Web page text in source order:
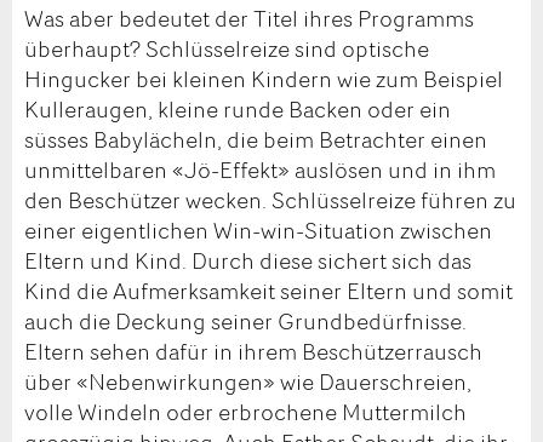
Was aber bedeutet der Titel ihres Programms
überhaupt? Schlüsselreize sind optische
Hingucker bei kleinen Kindern wie zum Beispiel
Kulleraugen, kleine runde Backen oder ein
süsses Babylächeln, die beim Betrachter einen
unmittelbaren «Jö-Effekt» auslösen und in ihm
den Beschützer wecken. Schlüsselreize führen zu
einer eigentlichen Win-win-Situation zwischen
Eltern und Kind. Durch diese sichert sich das
Kind die Aufmerksamkeit seiner Eltern und somit
auch die Deckung seiner Grundbedürfnisse.
Eltern sehen dafür in ihrem Beschützerrausch
über «Nebenwirkungen» wie Dauerschreien,
volle Windeln oder erbrochene Muttermilch